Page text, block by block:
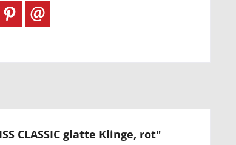
CLASSIC glatte Klinge, rot"